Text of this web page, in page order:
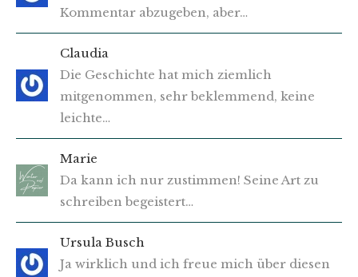
Kommentar abzugeben, aber…
Claudia
Die Geschichte hat mich ziemlich
mitgenommen, sehr beklemmend, keine
leichte…
Marie
Da kann ich nur zustimmen! Seine Art zu
schreiben begeistert…
Ursula Busch
Ja wirklich und ich freue mich über diesen